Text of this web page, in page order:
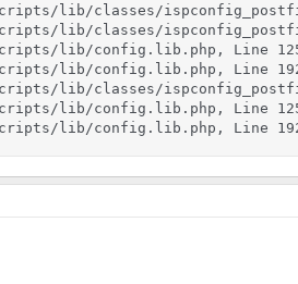
scripts/lib/classes/
lib/classes/
lib/config.lib.php, Line
lib/config.lib.php, Line
lib/classes/
lib/config.lib.php, Line
lib/config.lib.php, Line